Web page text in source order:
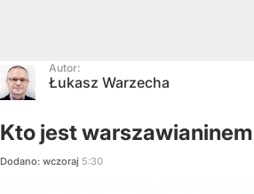
Autor:
Łukasz Warzecha
Kto jest warszawianinem
Dodano: wczoraj 5:30